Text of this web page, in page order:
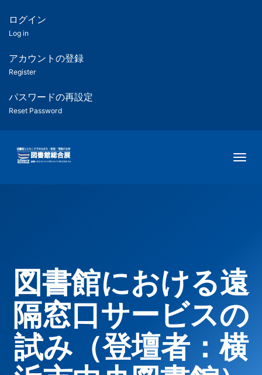
ツ
匿
名
ユ
ー
ー
用
メ
ログイン
Log in
アカウントの登録
Register
パスワードの再設定
Reset Password
図書館における遠
隔窓口サービスの
試み（登壇者：横